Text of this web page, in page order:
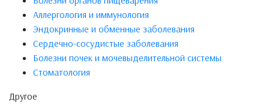
Аллергология и иммунология
Эндокринные и обменные заболевания
Сердечно-сосудистые заболевания
Болезни почек и мочевыделительной системы
Стоматология
Другое